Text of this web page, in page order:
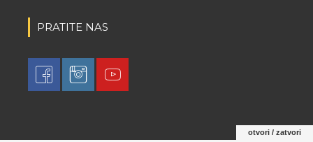
PRATITE NAS
otvori / zatvori